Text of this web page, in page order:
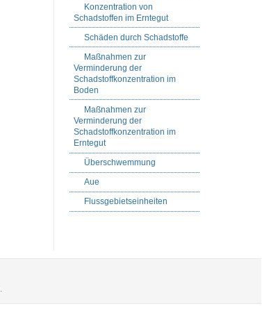
Konzentration von
Schadstoffen im Erntegut
Schäden durch Schadstoffe
Maßnahmen zur
Verminderung der
Schadstoffkonzentration im
Boden
Maßnahmen zur
Verminderung der
Schadstoffkonzentration im
Erntegut
Überschwemmung
Aue
Flussgebietseinheiten